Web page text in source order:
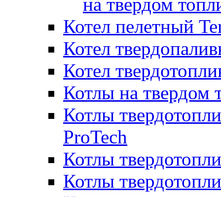
Котел пелетный
Котел
Котел
Котлы на твердом
Котлы
ProTech
Котлы
Котлы